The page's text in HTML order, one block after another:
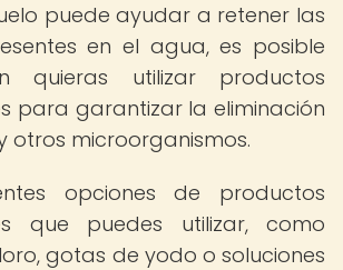
puede ayudar a retener las
en el agua, es posible
quieras utilizar productos
para garantizar la eliminación
otros microorganismos.
opciones de productos
que puedes utilizar, como
gotas de yodo o soluciones